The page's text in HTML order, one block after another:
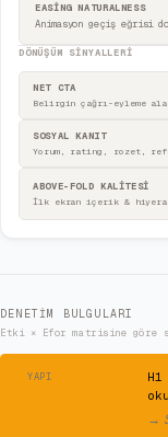
EASING NATURALNESS
Animasyon geçiş eğrisi
DÖNÜŞÜM SINYALLERI
NET CTA
Belirgin çağrı-eyleme
SOSYAL KANIT
Yorum, rating, rozet,
ABOVE-FOLD KALİTESİ
İlk ekran içerik &
DENETIM BULGULARI
Etki × Efor matrisine göre
YAPI
→